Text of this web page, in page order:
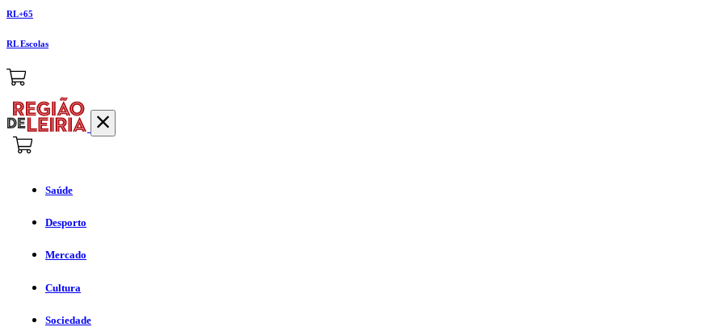
RL+65
RL Escolas
Saúde
Desporto
Mercado
Cultura
Sociedade